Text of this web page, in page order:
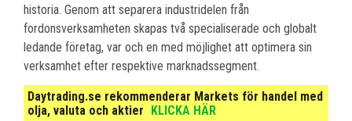
historia. Genom att separera industridelen från
fordonsverksamheten skapas två specialiserade och globalt
ledande företag, var och en med möjlighet att optimera sin
verksamhet efter respektive marknadssegment.
Daytrading.se rekommenderar Markets för handel med
olja, valuta och aktier
KLICKA HÄR